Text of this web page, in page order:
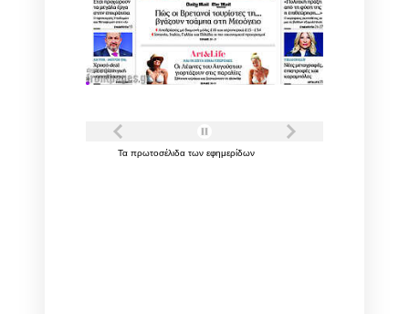
Τα πρωτοσέλιδα των εφημερίδων